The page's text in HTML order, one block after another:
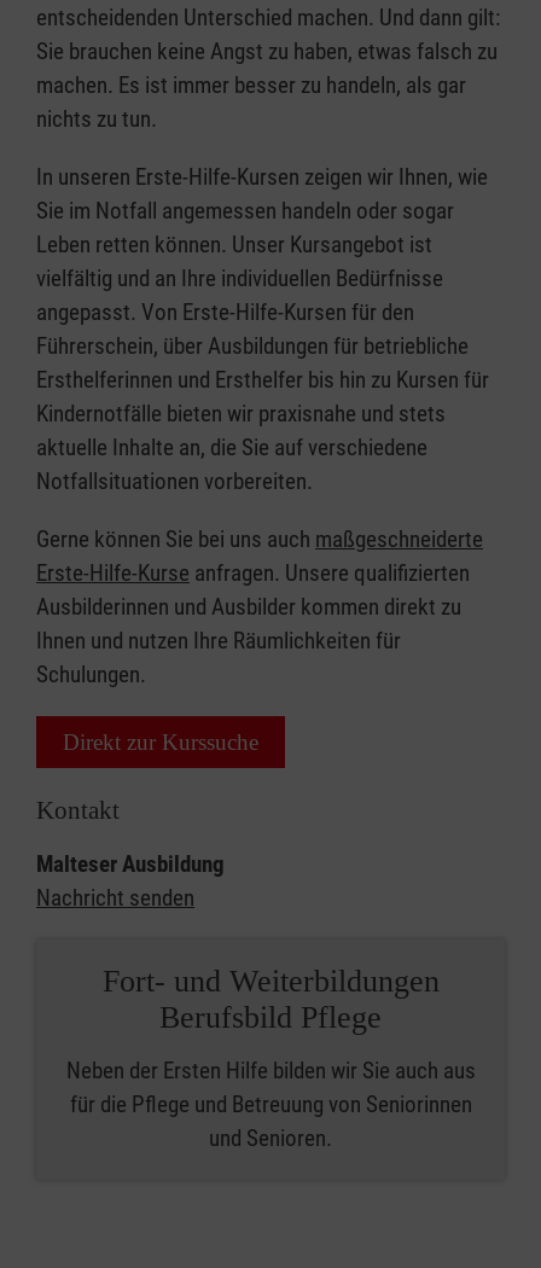
entscheidenden Unterschied machen. Und dann gilt:
Sie brauchen keine Angst zu haben, etwas falsch zu
machen. Es ist immer besser zu handeln, als gar
nichts zu tun.
In unseren Erste-Hilfe-Kursen zeigen wir Ihnen, wie
Sie im Notfall angemessen handeln oder sogar
Leben retten können. Unser Kursangebot ist
vielfältig und an Ihre individuellen Bedürfnisse
angepasst. Von Erste-Hilfe-Kursen für den
Führerschein, über Ausbildungen für betriebliche
Ersthelferinnen und Ersthelfer bis hin zu Kursen für
Kindernotfälle bieten wir praxisnahe und stets
aktuelle Inhalte an, die Sie auf verschiedene
Notfallsituationen vorbereiten.
Gerne können Sie bei uns auch maßgeschneiderte
Erste-Hilfe-Kurse anfragen. Unsere qualifizierten
Ausbilderinnen und Ausbilder kommen direkt zu
Ihnen und nutzen Ihre Räumlichkeiten für
Schulungen.
Direkt zur Kurssuche
Kontakt
Malteser Ausbildung
Nachricht senden
Fort- und Weiterbildungen
Berufsbild Pflege
Neben der Ersten Hilfe bilden wir Sie auch aus
für die Pflege und Betreuung von Seniorinnen
und Senioren.